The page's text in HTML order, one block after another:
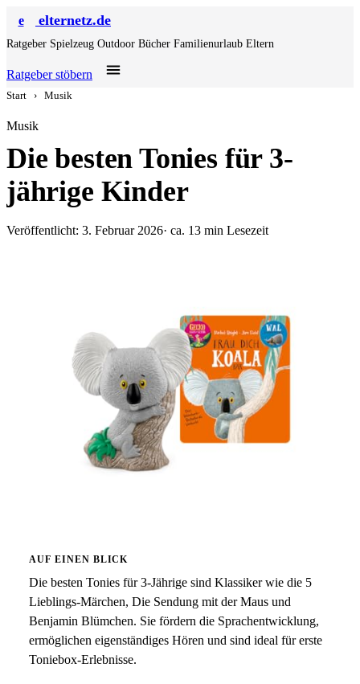
e elternetz.de
Ratgeber Spielzeug Outdoor Bücher Familienurlaub Eltern
Ratgeber stöbern
Start › Musik
Musik
Die besten Tonies für 3-
jährige Kinder
Veröffentlicht: 3. Februar 2026· ca. 13 min Lesezeit
AUF EINEN BLICK
Die besten Tonies für 3-Jährige sind Klassiker wie die 5
Lieblings-Märchen, Die Sendung mit der Maus und
Benjamin Blümchen. Sie fördern die Sprachentwicklung,
ermöglichen eigenständiges Hören und sind ideal für erste
Toniebox-Erlebnisse.